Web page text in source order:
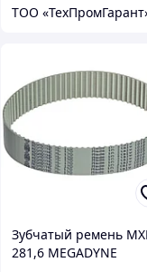
ТОО
Зубчатый ремень
281,6 MEGADYNE